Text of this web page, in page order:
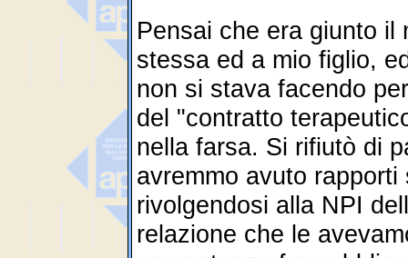
Pensai che era giunto il
stessa ed a mio figlio,
non si stava facendo
del "contratto
nella farsa. Si rifiutò di
avremmo avuto
rivolgendosi alla NPI
relazione che le